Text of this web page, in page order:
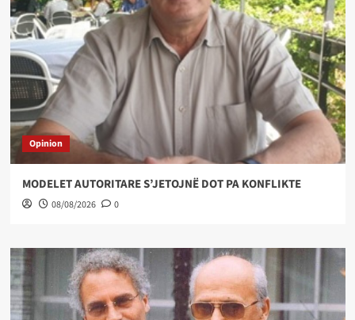
Opinion
MODELET AUTORITARE S’JETOJNË DOT PA KONFLIKTE
08/08/2026 0